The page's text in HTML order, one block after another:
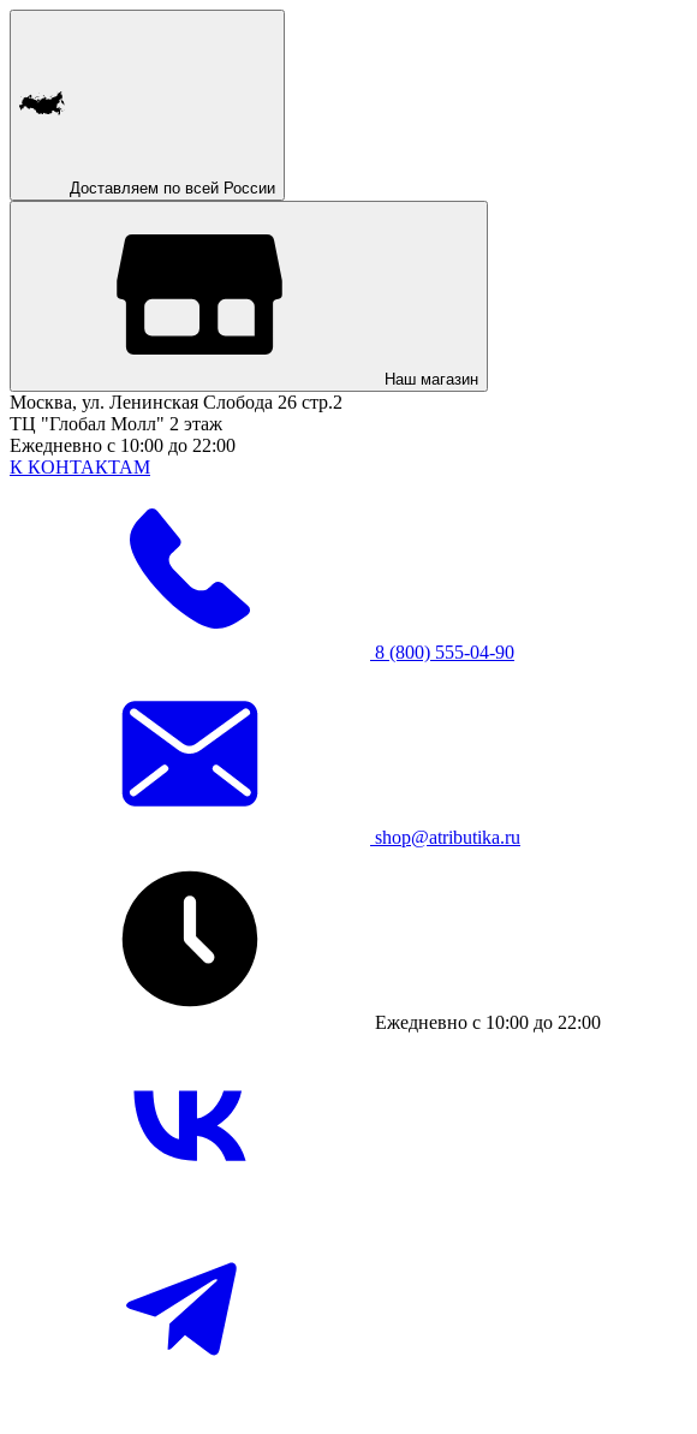
Доставляем по всей России
Наш магазин
Москва, ул. Ленинская Слобода 26 стр.2
ТЦ "Глобал Молл" 2 этаж
Ежедневно с 10:00 до 22:00
К КОНТАКТАМ
8 (800) 555-04-90
shop@atributika.ru
Ежедневно с 10:00 до 22:00